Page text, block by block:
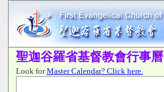
聖迦谷羅省基督教會行事曆
Look forMaster Calendar? Click here.